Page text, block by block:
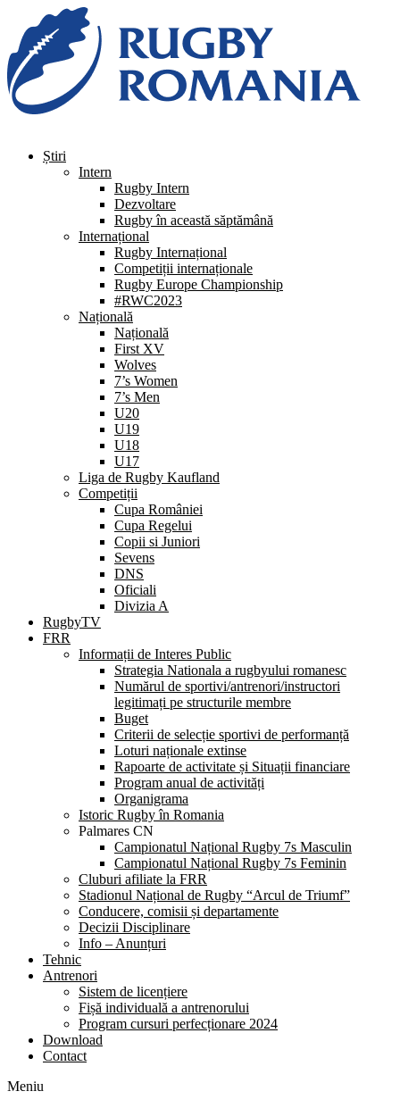
Știri
Intern
Rugby Intern
Dezvoltare
Rugby în această săptămână
Internațional
Rugby Internațional
Competiții internaționale
Rugby Europe Championship
#RWC2023
Națională
Națională
First XV
Wolves
7’s Women
7’s Men
U20
U19
U18
U17
Liga de Rugby Kaufland
Competiții
Cupa României
Cupa Regelui
Copii si Juniori
Sevens
DNS
Oficiali
Divizia A
RugbyTV
FRR
Informații de Interes Public
Strategia Nationala a rugbyului romanesc
Numărul de sportivi/antrenori/instructori
legitimați pe structurile membre
Buget
Criterii de selecție sportivi de performanță
Loturi naționale extinse
Rapoarte de activitate și Situații financiare
Program anual de activități
Organigrama
Istoric Rugby în Romania
Palmares CN
Campionatul Național Rugby 7s Masculin
Campionatul Național Rugby 7s Feminin
Cluburi afiliate la FRR
Stadionul Național de Rugby “Arcul de Triumf”
Conducere, comisii și departamente
Decizii Disciplinare
Info – Anunțuri
Tehnic
Antrenori
Sistem de licențiere
Fișă individuală a antrenorului
Program cursuri perfecționare 2024
Download
Contact
Meniu